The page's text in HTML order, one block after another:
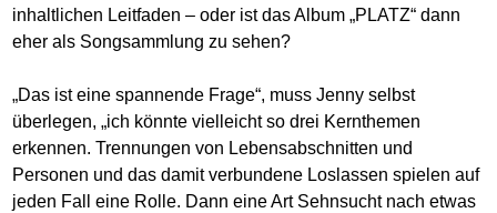
inhaltlichen Leitfaden – oder ist das Album „PLATZ“ dann
eher als Songsammlung zu sehen?
„Das ist eine spannende Frage“, muss Jenny selbst
überlegen, „ich könnte vielleicht so drei Kernthemen
erkennen. Trennungen von Lebensabschnitten und
Personen und das damit verbundene Loslassen spielen auf
jeden Fall eine Rolle. Dann eine Art Sehnsucht nach etwas